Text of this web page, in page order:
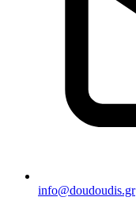
info@doudoudis.gr